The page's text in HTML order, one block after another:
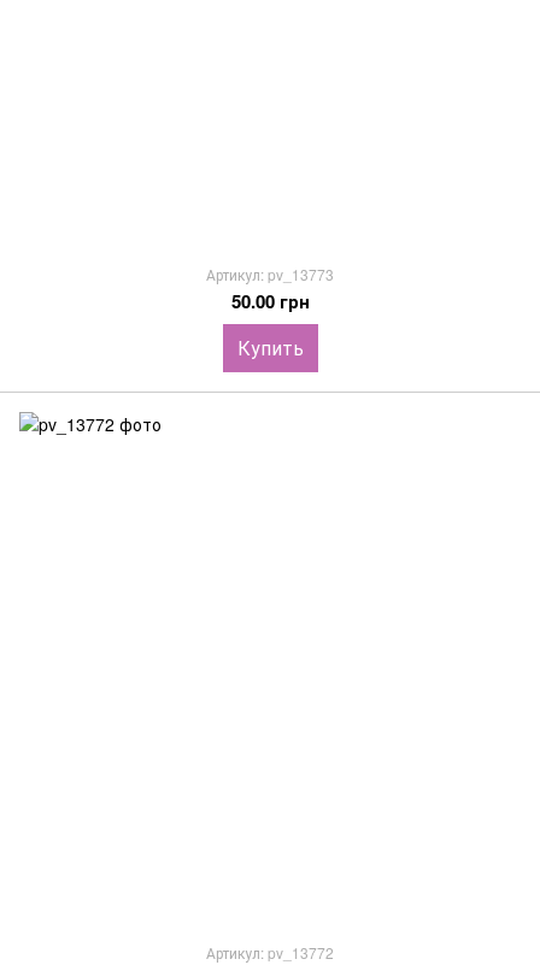
Артикул: pv_13773
50.00 грн
Купить
Артикул: pv_13772